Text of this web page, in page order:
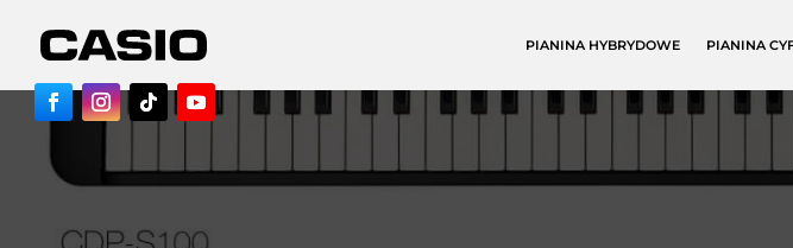
PIANINA HYBRYDOWE PIANINA